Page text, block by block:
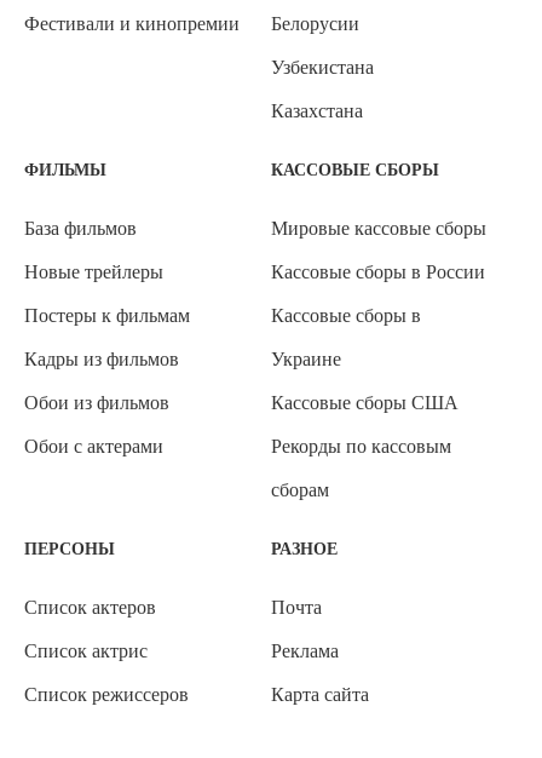
Фестивали и кинопремии Белорусии
Узбекистана
Казахстана
ФИЛЬМЫ
База фильмов
Новые трейлеры
Постеры к фильмам
Кадры из фильмов
Обои из фильмов
Обои с актерами
КАССОВЫЕ СБОРЫ
Мировые кассовые сборы
Кассовые сборы в России
Кассовые сборы в
Украине
Кассовые сборы США
Рекорды по кассовым
сборам
ПЕРСОНЫ
Список актеров
Список актрис
Список режиссеров
РАЗНОЕ
Почта
Реклама
Карта сайта